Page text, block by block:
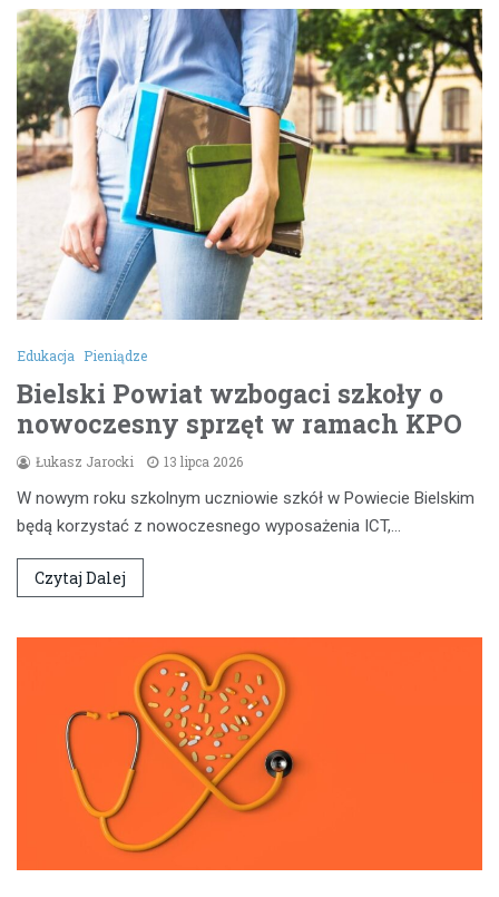
Edukacja Pieniądze
Bielski Powiat wzbogaci szkoły o
nowoczesny sprzęt w ramach KPO
Łukasz Jarocki 13 lipca 2026
W nowym roku szkolnym uczniowie szkół w Powiecie Bielskim
będą korzystać z nowoczesnego wyposażenia ICT,…
Czytaj Dalej